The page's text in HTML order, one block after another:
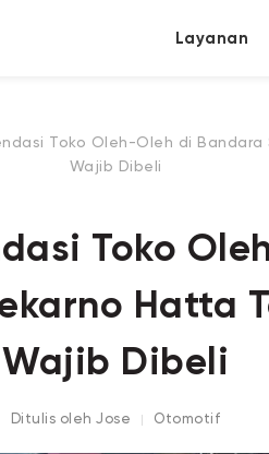
Layanan
Toko Oleh-Oleh di
Wajib Dibeli
Toko
Hatta
Wajib Dibeli
Ditulis oleh Jose Otomotif